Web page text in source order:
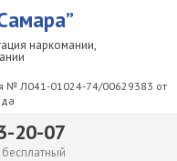
наркомании,
№ Л041-01024-74/00629383 от
20-07